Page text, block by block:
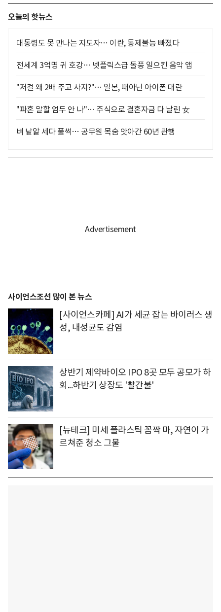
오늘의 핫뉴스
대통령도 못 만나는 지도자… 이란, 통제불능 빠졌다
전세계 3억명 귀 호강… 넷플릭스급 돌풍 일으킨 음악 앱
"저걸 왜 2배 주고 사지?"… 일본, 때아닌 아이폰 대란
"파혼 말할 엄두 안 나"… 주식으로 결혼자금 다 날린 女
벼 낱알 세다 풀썩… 공무원 목숨 앗아간 60년 관행
사이언스조선 많이 본 뉴스
[사이언스카페] AI가 세균 잡는 바이러스 생
성, 내성균도 감염
상반기 제약바이오 IPO 8곳 모두 공모가 하
회...하반기 상장도 '빨간불'
[뉴테크] 미세 플라스틱 꼼짝 마, 자연이 가
르쳐준 청소 그물